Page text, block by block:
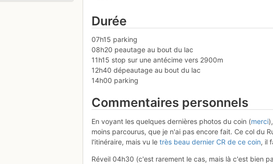
Durée
07h15 parking
08h20 peautage au bout du lac
11h15 stop sur une antécime vers 2900m
12h40 dépeautage au bout du lac
14h00 parking
Commentaires personnels
En voyant les quelques dernières photos du coin (merci
moins parcourus, que je n'ai pas encore fait. Ce col du
l'itinéraire, mais vu letrès beau dernier CR de ce coin, il
Réveil 04h30 (c'est rarement le cas, mais là c'est bien